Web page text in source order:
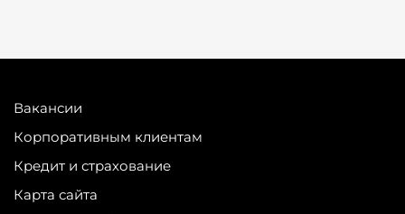
Вакансии
Корпоративным клиентам
Кредит и страхование
Карта сайта